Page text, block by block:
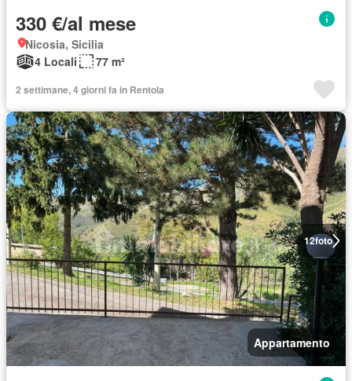
330 €/al mese
Nicosia, Sicilia
4 Locali
77 m²
2 settimane, 4 giorni fa in Rentola
12foto
Appartamento